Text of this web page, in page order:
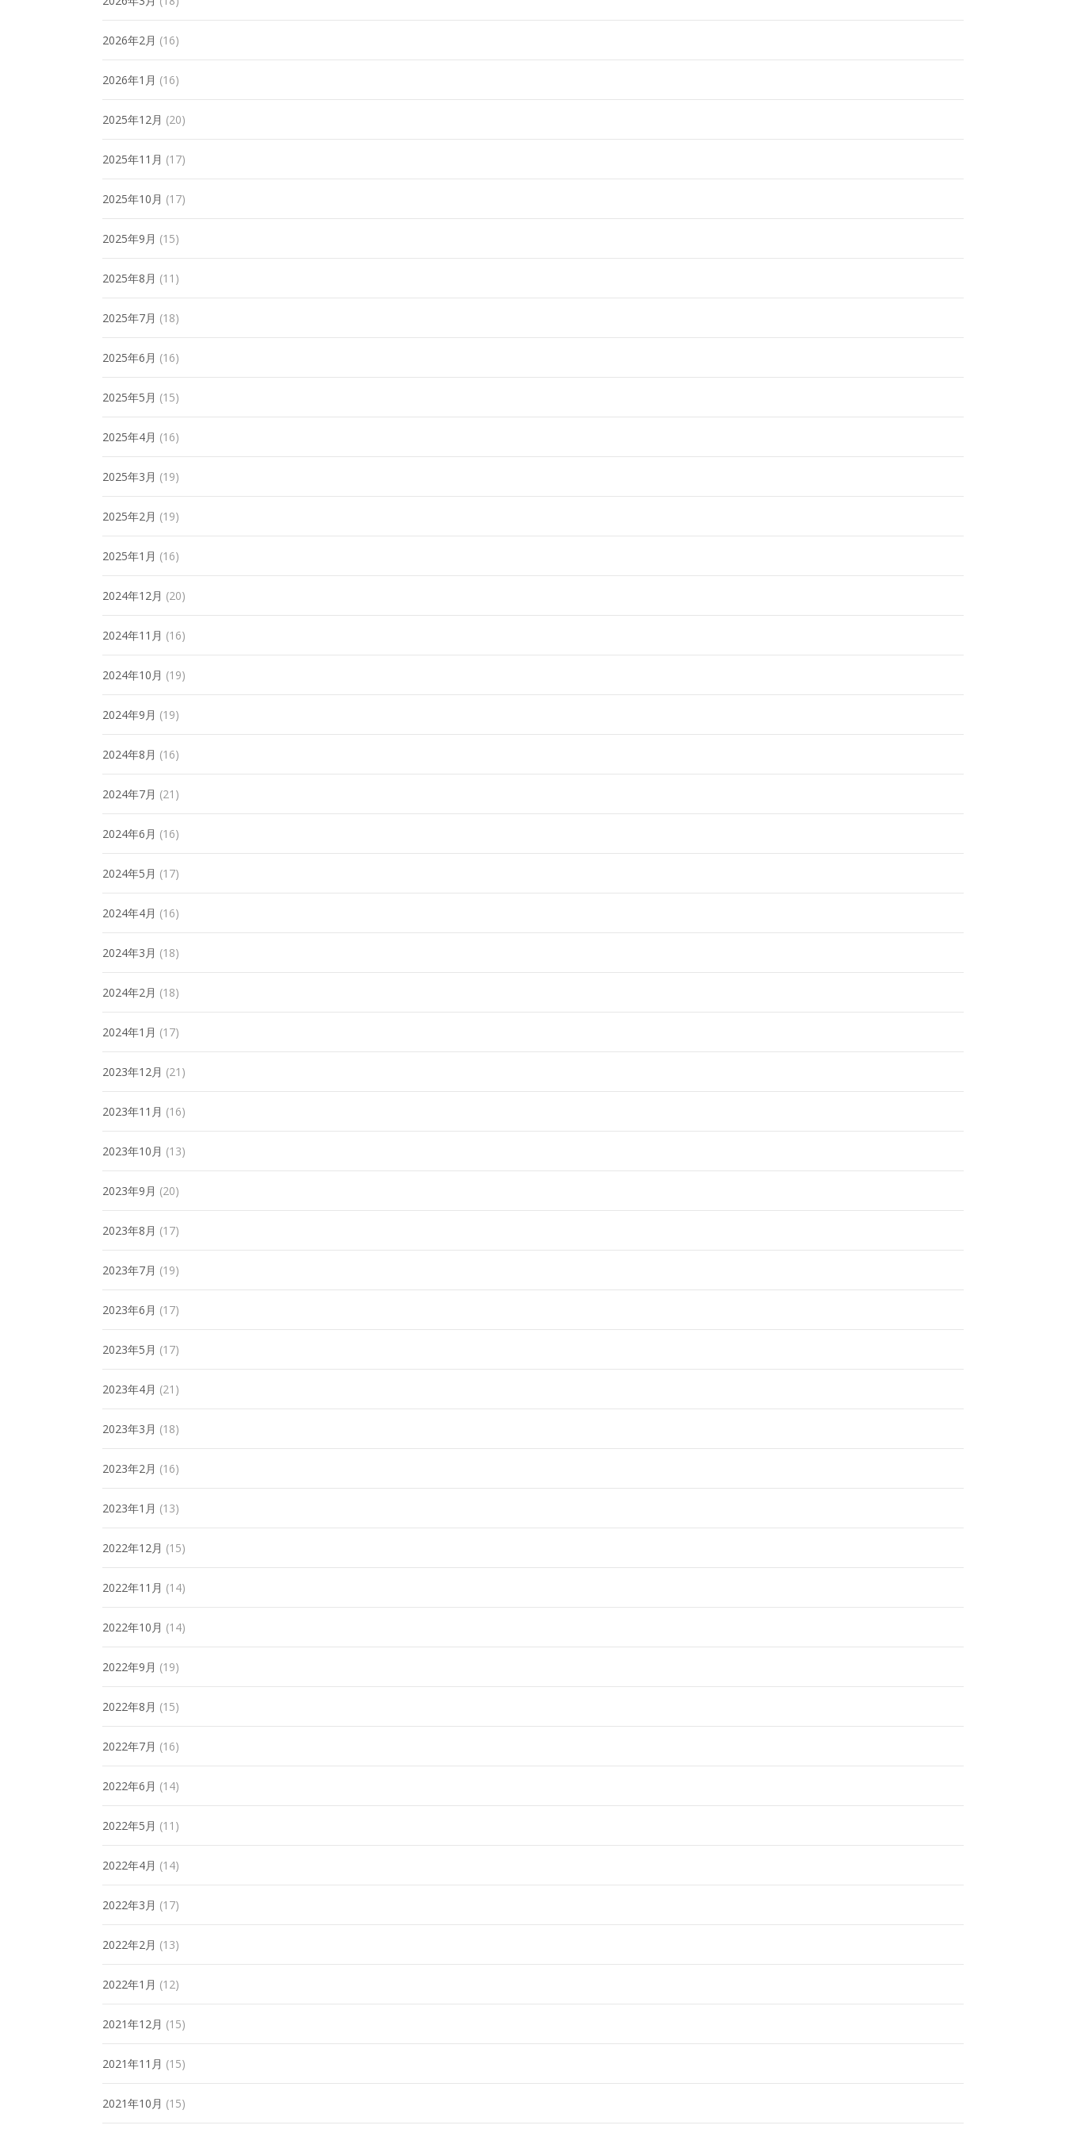
2026年2月 (16)
2026年1月 (16)
2025年12月 (20)
2025年11月 (17)
2025年10月 (17)
2025年9月 (15)
2025年8月 (11)
2025年7月 (18)
2025年6月 (16)
2025年5月 (15)
2025年4月 (16)
2025年3月 (19)
2025年2月 (19)
2025年1月 (16)
2024年12月 (20)
2024年11月 (16)
2024年10月 (19)
2024年9月 (19)
2024年8月 (16)
2024年7月 (21)
2024年6月 (16)
2024年5月 (17)
2024年4月 (16)
2024年3月 (18)
2024年2月 (18)
2024年1月 (17)
2023年12月 (21)
2023年11月 (16)
2023年10月 (13)
2023年9月 (20)
2023年8月 (17)
2023年7月 (19)
2023年6月 (17)
2023年5月 (17)
2023年4月 (21)
2023年3月 (18)
2023年2月 (16)
2023年1月 (13)
2022年12月 (15)
2022年11月 (14)
2022年10月 (14)
2022年9月 (19)
2022年8月 (15)
2022年7月 (16)
2022年6月 (14)
2022年5月 (11)
2022年4月 (14)
2022年3月 (17)
2022年2月 (13)
2022年1月 (12)
2021年12月 (15)
2021年11月 (15)
2021年10月 (15)